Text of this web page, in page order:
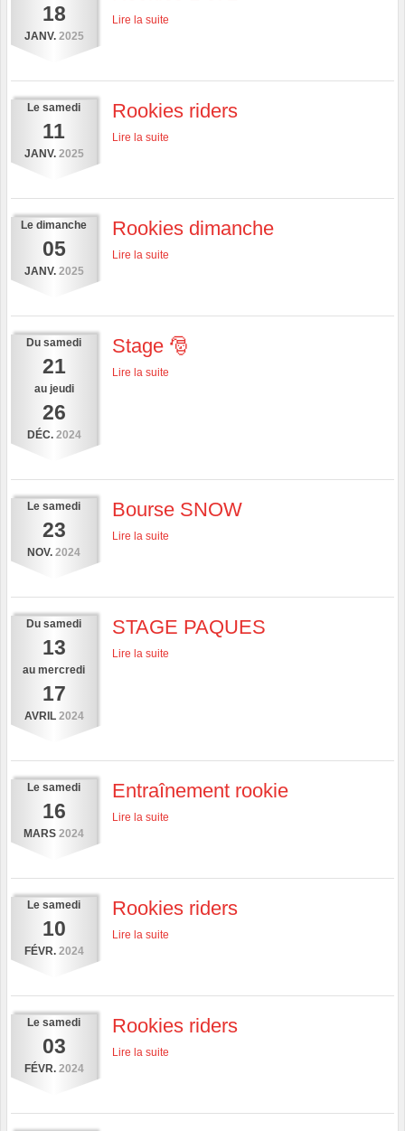
18
JANV. 2025
Lire la suite
Le samedi
11
JANV. 2025
Rookies riders
Lire la suite
Le dimanche
05
JANV. 2025
Rookies dimanche
Lire la suite
Du samedi
21
au jeudi
26
DÉC. 2024
Stage 🎅
Lire la suite
Le samedi
23
NOV. 2024
Bourse SNOW
Lire la suite
Du samedi
13
au mercredi
17
AVRIL 2024
STAGE PAQUES
Lire la suite
Le samedi
16
MARS 2024
Entraînement rookie
Lire la suite
Le samedi
10
FÉVR. 2024
Rookies riders
Lire la suite
Le samedi
03
FÉVR. 2024
Rookies riders
Lire la suite